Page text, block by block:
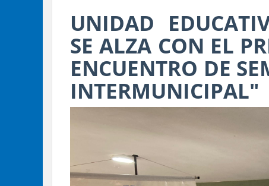
UNIDAD
SE ALZA CON EL
ENCUENTRO DE
INTERMUNICIPAL"